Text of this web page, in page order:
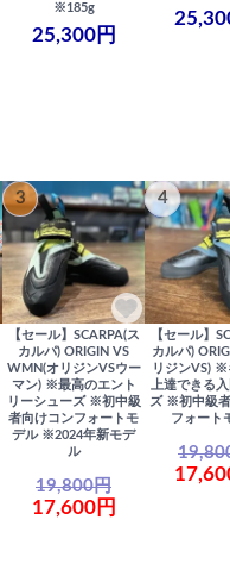
※185g
25,300円
3
【セール】SCARPA(ス
カルパ) ORIGIN VS
WMN(オリジンVSウー
マン) ※最高のエント
リーシューズ ※初中級
者向けコンフォートモ
デル ※2024年新モデ
ル
19,800円
17,600円
4
【セール】
カルパ)
リジンVS) ※
上達できる
ズ ※初中級
フォート